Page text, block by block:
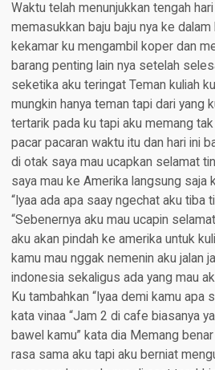
Waktu telah menunjukkan tengah
memasukkan baju baju nya ke
kekamar ku mengambil koper dan
barang penting lain nya setelah
seketika aku teringat Teman kuliah
mungkin hanya teman tapi dari yang
tertarik pada ku tapi aku memang
pacar pacaran waktu itu dan hari ini
di otak saya mau ucapkan selamat
saya mau ke Amerika langsung saja
“Iyaa ada apa saay ngechat aku tiba
“Sebenernya aku mau ucapin
aku akan pindah ke amerika untuk
kamu mau nggak nemenin aku jalan
indonesia sekaligus ada yang mau
Ku tambahkan “Iyaa demi kamu apa
kata vinaa “Jam 2 di cafe biasanya
bawel kamu” kata dia Memang
rasa sama aku tapi aku berniat